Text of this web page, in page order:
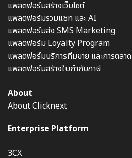
แพลตฟอร์มสร้างเว็บไซต์
แพลตฟอร์มรวมแชท และ AI
แพลตฟอร์มส่ง SMS Marketing
แพลตฟอร์ม Loyalty Program
แพลตฟอร์มบริการทีมขาย และการตลาด
แพลตฟอร์มสร้างใบกำกับภาษี
About
About Clicknext
Enterprise Platform
3CX